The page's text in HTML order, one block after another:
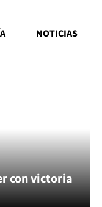
NOTICIAS
con victoria